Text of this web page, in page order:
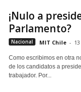
¡Nulo a
Parlamento?
Nacional MIT Chile -
Como escribimos en otra
de los candidatos a
trabajador. Por...